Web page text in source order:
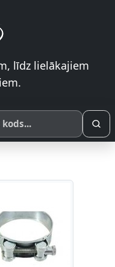
līdz lielākajiem
SKU vai OE koda